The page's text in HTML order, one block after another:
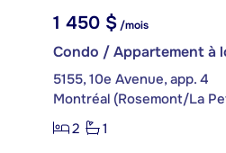
1 450 $/mois
Condo / Appartement à
5155, 10e Avenue, app. 4
Montréal (Rosemont/La
2
1